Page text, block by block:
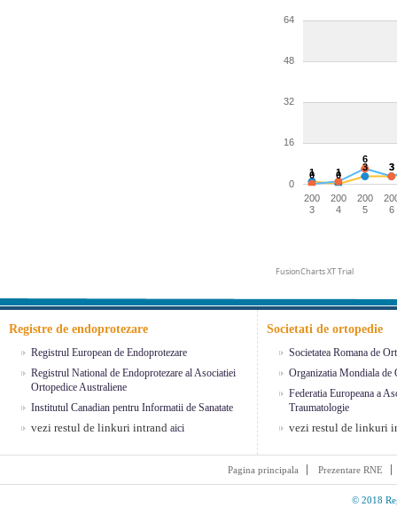
0
16
32
48
64
200
3
200
4
200
5 6
1 0
3 3
0 1
6
3
FusionCharts XT Trial
Registre de endoprotezare
Registrul European de Endoprotezare
Registrul National de Endoprotezare al Asociatiei
Ortopedice Australiene
Institutul Canadian pentru Informatii de Sanatate
vezi restul de linkuri intrand aici
Societati de ortopedie
Societatea Romana de
Organizatia Mondiala de
Federatia Europeana a
Traumatologie
vezi restul de linkuri
Pagina principala Prezentare RNE
© 2018